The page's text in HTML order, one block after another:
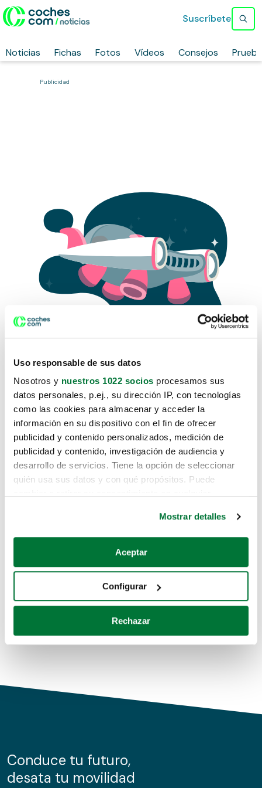
Uso responsable de sus datos
Nosotros y nuestros 1022 socios procesamos sus
datos personales, p.ej., su dirección IP, con tecnologías
como las cookies para almacenar y acceder la
información en su dispositivo con el fin de ofrecer
publicidad y contenido personalizados, medición de
publicidad y contenido, investigación de audiencia y
desarrollo de servicios. Tiene la opción de seleccionar
quién usa sus datos y con qué propósitos. Puede
Si lo permite, también quisiéramos:
Recopilar información sobre su ubicación geográfica
Identificar su dispositivo analizándolo activamente
para buscar características específicas (huellas
Obtenga más información sobre cómo se procesan sus
de cookies.
información sobre el uso que haga del sitio web con
nuestros partners de redes sociales, publicidad y análisis
Mostrar detalles
Aceptar
Configurar
Rechazar
Noticias Fichas Fotos Vídeos Consejos
Suscríbete
Publicidad
Lo sentimos, no sabemos como
te hemos traido hasta aquí.
Pero puedes encontrar el coche que estás
buscando en alguno de estos enlaces:
Coches de segunda mano
Coches de km0
Conduce tu futuro,
desata tu movilidad